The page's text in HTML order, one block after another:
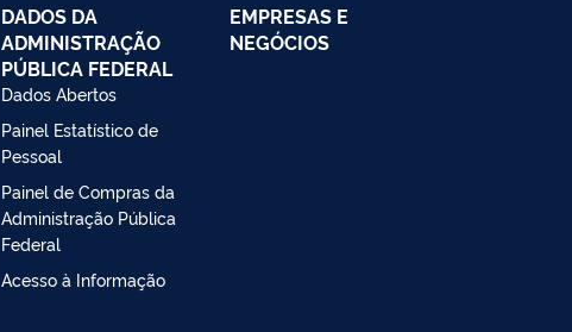
DADOS DA
ADMINISTRAÇÃO
PÚBLICA FEDERAL
Dados Abertos
Painel Estatístico de
Pessoal
Painel de Compras da
Administração Pública
Federal
Acesso à Informação
EMPRESAS E
NEGÓCIOS